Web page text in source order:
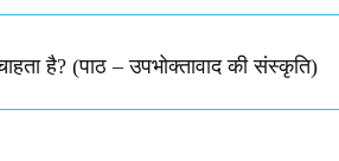
है? (पाठ – उपभोक्तावाद की संस्कृति)